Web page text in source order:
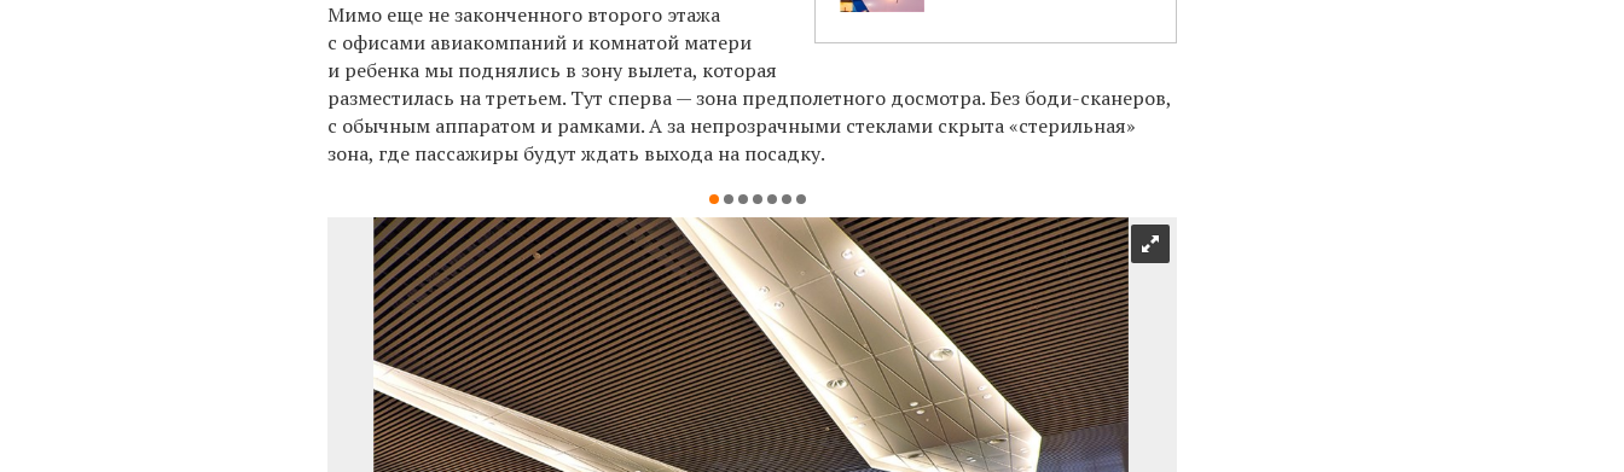
Мимо еще не законченного второго этажа
с офисами авиакомпаний и комнатой матери
и ребенка мы поднялись в зону вылета, которая
разместилась на третьем. Тут сперва — зона предполетного досмотра. Без боди-сканеров,
с обычным аппаратом и рамками. А за непрозрачными стеклами скрыта «стерильная»
зона, где пассажиры будут ждать выхода на посадку.